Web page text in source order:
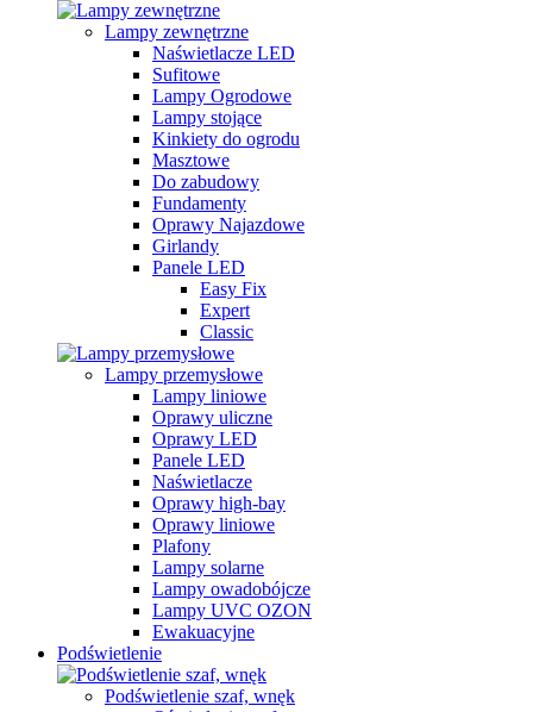
Lampy zewnętrzne
Naświetlacze LED
Sufitowe
Lampy Ogrodowe
Lampy stojące
Kinkiety do ogrodu
Masztowe
Do zabudowy
Fundamenty
Oprawy Najazdowe
Girlandy
Panele LED
Easy Fix
Expert
Classic
Lampy przemysłowe
Lampy liniowe
Oprawy uliczne
Oprawy LED
Panele LED
Naświetlacze
Oprawy high-bay
Oprawy liniowe
Plafony
Lampy solarne
Lampy owadobójcze
Lampy UVC OZON
Ewakuacyjne
Podświetlenie
Podświetlenie szaf, wnęk